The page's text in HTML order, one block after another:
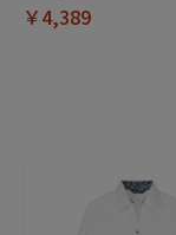
￥4,389